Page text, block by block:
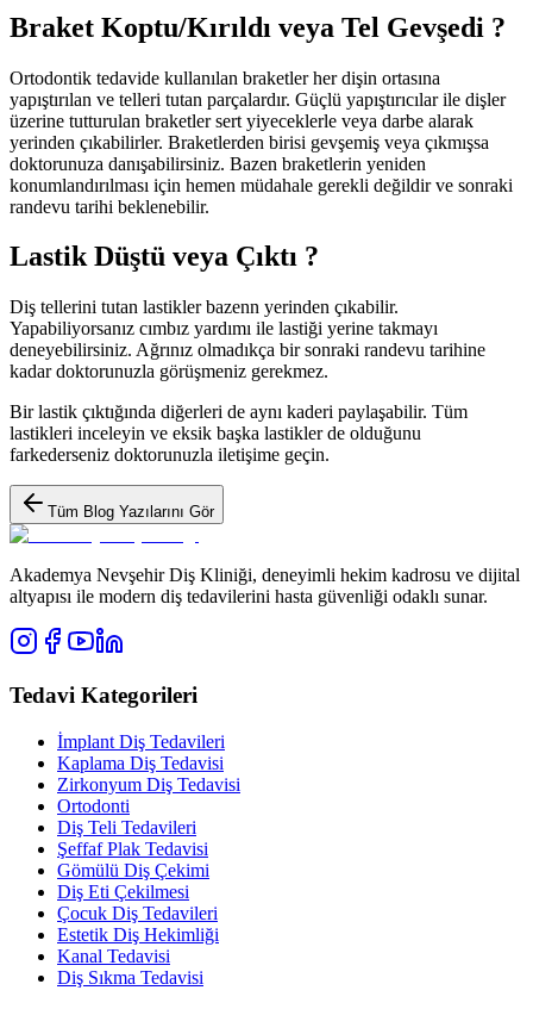
Braket Koptu/Kırıldı veya Tel Gevşedi ?
Ortodontik tedavide kullanılan braketler her dişin ortasına
yapıştırılan ve telleri tutan parçalardır. Güçlü yapıştırıcılar ile dişler
üzerine tutturulan braketler sert yiyeceklerle veya darbe alarak
yerinden çıkabilirler. Braketlerden birisi gevşemiş veya çıkmışsa
doktorunuza danışabilirsiniz. Bazen braketlerin yeniden
konumlandırılması için hemen müdahale gerekli değildir ve sonraki
randevu tarihi beklenebilir.
Lastik Düştü veya Çıktı ?
Diş tellerini tutan lastikler bazenn yerinden çıkabilir.
Yapabiliyorsanız cımbız yardımı ile lastiği yerine takmayı
deneyebilirsiniz. Ağrınız olmadıkça bir sonraki randevu tarihine
kadar doktorunuzla görüşmeniz gerekmez.
Bir lastik çıktığında diğerleri de aynı kaderi paylaşabilir. Tüm
lastikleri inceleyin ve eksik başka lastikler de olduğunu
farkederseniz doktorunuzla iletişime geçin.
Tüm Blog Yazılarını Gör
Akademya Nevşehir Diş Kliniği, deneyimli hekim kadrosu ve dijital
altyapısı ile modern diş tedavilerini hasta güvenliği odaklı sunar.
Tedavi Kategorileri
İmplant Diş Tedavileri
Kaplama Diş Tedavisi
Zirkonyum Diş Tedavisi
Ortodonti
Diş Teli Tedavileri
Şeffaf Plak Tedavisi
Gömülü Diş Çekimi
Diş Eti Çekilmesi
Çocuk Diş Tedavileri
Estetik Diş Hekimliği
Kanal Tedavisi
Diş Sıkma Tedavisi